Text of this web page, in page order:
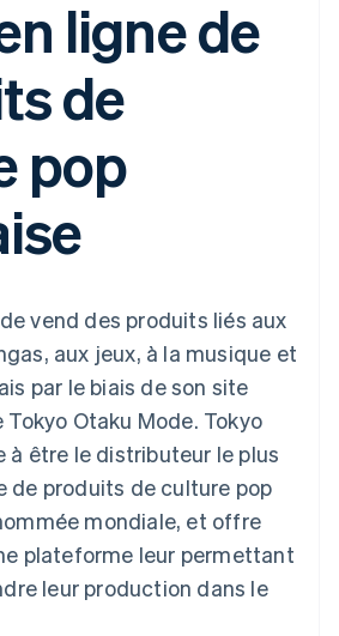
Recognition
Comptabilité
automatisée
Stripe Sigma
Rapports
personnalisés
Synchronisation
des données
évolutions
financière
secteur
d'IA
voyages et
et
à but
lucratif
aux
public
en ligne
des
une
à l'usage
des cartes
adossées à
et gérer des
avec des
de code
des développeurs
de l'API
de route
: conférence
de
Press
notre équipe
partenaire
ligne de
de
pop
vend des produits liés aux
aux jeux, à la musique et
par le biais de son site
Tokyo Otaku Mode. Tokyo
à être le distributeur le plus
de produits de culture pop
mondiale, et offre
plateforme leur permettant
leur production dans le